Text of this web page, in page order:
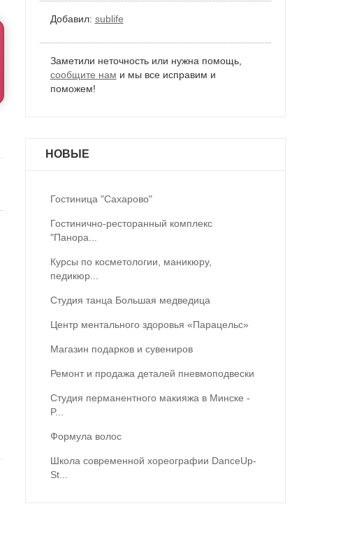
Добавил: sublife
Заметили неточность или нужна помощь,
сообщите нам и мы все исправим и
поможем!
НОВЫЕ
Гостиница "Сахарово"
Гостинично-ресторанный комплекс
"Панора...
Курсы по косметологии, маникюру,
педикюр...
Студия танца Большая медведица
Центр ментального здоровья «Парацельс»
Магазин подарков и сувениров
Ремонт и продажа деталей пневмоподвески
Студия перманентного макияжа в Минске -
P...
Формула волос
Школа современной хореографии DanceUp-
St...